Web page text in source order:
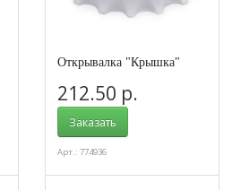
Открывалка "Крышка"
212.50 р.
Заказать
Арт.: 774936